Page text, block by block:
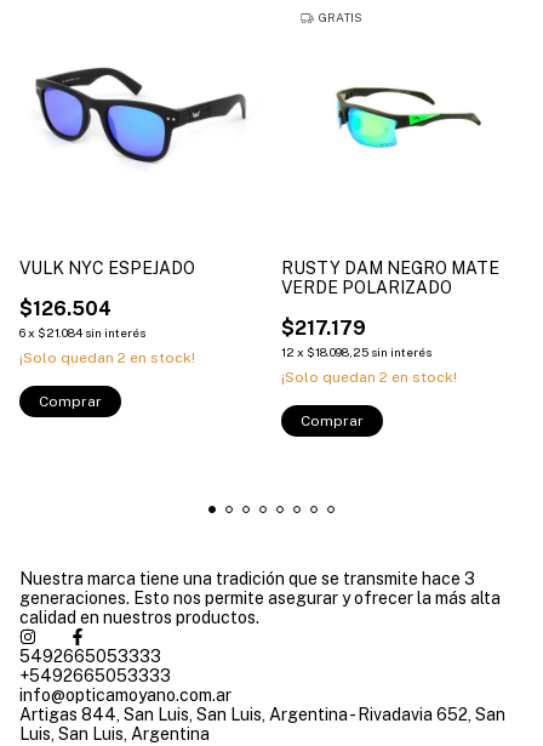
VULK NYC ESPEJADO
$126.504
6x $21.084 sin interés
¡Solo quedan 2 en stock!
Comprar
GRATIS
RUSTY DAM NEGRO MATE
VERDE POLARIZADO
$217.179
12 x $18.098,25 sin interés
¡Solo quedan 2 en stock!
Comprar
Nuestra marca tiene una tradición que se transmite hace 3
generaciones. Esto nos permite asegurar y ofrecer la más alta
calidad en nuestros productos.
5492665053333
+5492665053333
info@opticamoyano.com.ar
Artigas 844, San Luis, San Luis, Argentina - Rivadavia 652, San
Luis, San Luis, Argentina